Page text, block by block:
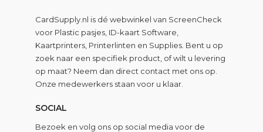
CardSupply.nl is dé webwinkel van ScreenCheck
voor Plastic pasjes, ID-kaart Software,
Kaartprinters, Printerlinten en Supplies. Bent u op
zoek naar een specifiek product, of wilt u levering
op maat? Neem dan direct contact met ons op.
Onze medewerkers staan voor u klaar.
SOCIAL
Bezoek en volg ons op social media voor de